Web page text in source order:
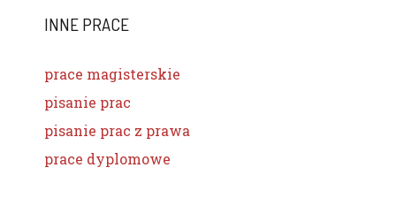
INNE PRACE
prace magisterskie
pisanie prac
pisanie prac z prawa
prace dyplomowe